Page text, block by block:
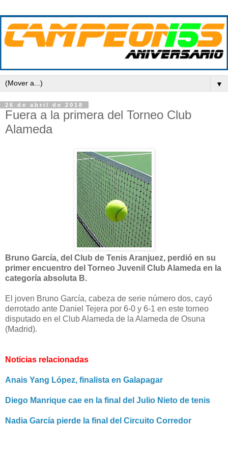
▼
26 de abril de 2018
Fuera a la primera del Torneo Club
Alameda
Bruno García, del Club de Tenis Aranjuez, perdió en su
primer encuentro del Torneo Juvenil Club Alameda en la
categoría absoluta B.
El joven Bruno García, cabeza de serie número dos, cayó
derrotado ante Daniel Tejera por 6-0 y 6-1 en este torneo
disputado en el Club Alameda de la Alameda de Osuna
(Madrid).
Noticias relacionadas
Anais Yang López, finalista en Galapagar
Diego Manrique cae en la final del Julio Nieto de tenis
Nadia García pierde la final del Circuito Corredor